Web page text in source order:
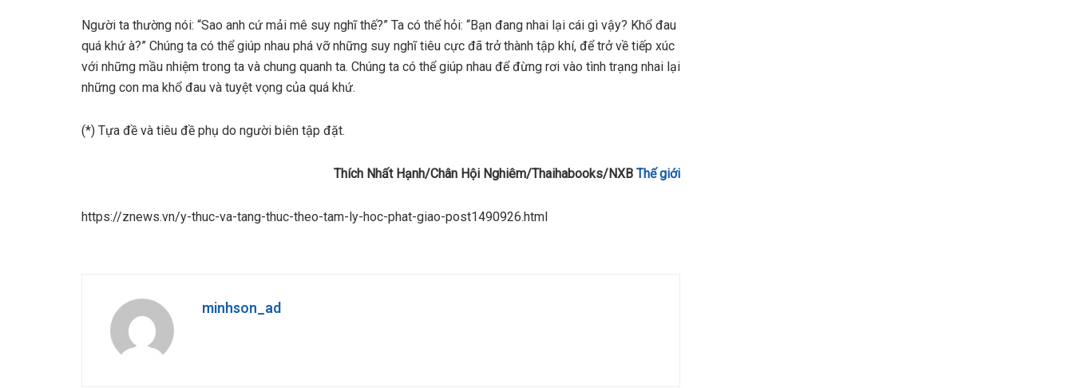
Người ta thường nói: “Sao anh cứ mải mê suy nghĩ thế?” Ta có thể hỏi: “Bạn đang nhai lại cái gì vậy? Khổ đau
quá khứ à?” Chúng ta có thể giúp nhau phá vỡ những suy nghĩ tiêu cực đã trở thành tập khí, để trở về tiếp xúc
với những mầu nhiệm trong ta và chung quanh ta. Chúng ta có thể giúp nhau để đừng rơi vào tình trạng nhai lại
những con ma khổ đau và tuyệt vọng của quá khứ.
(*) Tựa đề và tiêu đề phụ do người biên tập đặt.
Thích Nhất Hạnh/Chân Hội Nghiêm/Thaihabooks/NXB Thế giới
https://znews.vn/y-thuc-va-tang-thuc-theo-tam-ly-hoc-phat-giao-post1490926.html
minhson_ad